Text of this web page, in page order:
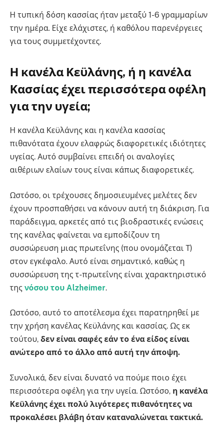
Η τυπική δόση κασσίας ήταν μεταξύ 1-6 γραμμαρίων
την ημέρα. Είχε ελάχιστες, ή καθόλου παρενέργειες
για τους συμμετέχοντες.
Η κανέλα Κεϋλάνης, ή η κανέλα
Κασσίας έχει περισσότερα οφέλη
για την υγεία;
Η κανέλα Κεϋλάνης και η κανέλα κασσίας
πιθανότατα έχουν ελαφρώς διαφορετικές ιδιότητες
υγείας. Αυτό συμβαίνει επειδή οι αναλογίες
αιθέριων ελαίων τους είναι κάπως διαφορετικές.
Ωστόσο, οι τρέχουσες δημοσιευμένες μελέτες δεν
έχουν προσπαθήσει να κάνουν αυτή τη διάκριση. Για
παράδειγμα, αρκετές από τις βιοδραστικές ενώσεις
της κανέλας φαίνεται να εμποδίζουν τη
συσσώρευση μιας πρωτεΐνης (που ονομάζεται Τ)
στον εγκέφαλο. Αυτό είναι σημαντικό, καθώς η
συσσώρευση της τ-πρωτεΐνης είναι χαρακτηριστικό
της νόσου του Alzheimer.
Ωστόσο, αυτό το αποτέλεσμα έχει παρατηρηθεί με
την χρήση κανέλας Κεϋλάνης και κασσίας. Ως εκ
τούτου, δεν είναι σαφές εάν το ένα είδος είναι
ανώτερο από το άλλο από αυτή την άποψη.
Συνολικά, δεν είναι δυνατό να πούμε ποιο έχει
περισσότερα οφέλη για την υγεία. Ωστόσο, η κανέλα
Κεϋλάνης έχει πολύ λιγότερες πιθανότητες να
προκαλέσει βλάβη όταν καταναλώνεται τακτικά.